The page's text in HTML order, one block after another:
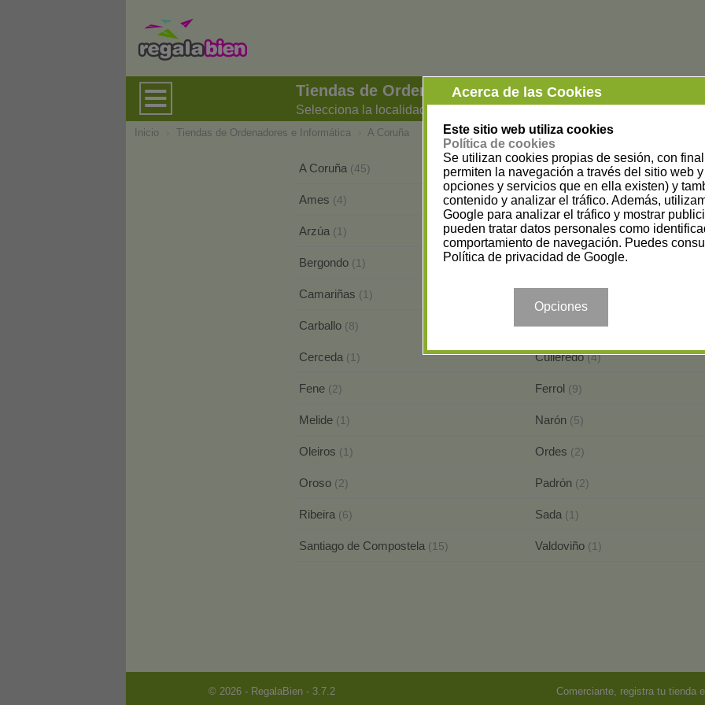
Tiendas de Ordenadores e Informática en A Coruña
Selecciona la localidad
Acerca de las Cookies
Este sitio web utiliza cookies
Política de cookies
Se utilizan cookies propias de sesión, con
permiten la navegación a través del sitio web
opciones y servicios que en ella existen) y
contenido y analizar el tráfico. Además,
Google para analizar el tráfico y mostrar
pueden tratar datos personales como
comportamiento de navegación. Puedes
Política de privacidad de Google.
Opciones
Inicio Tiendas de Ordenadores e Informática A Coruña
A Coruña (45) A Pobra do Caramiñal(3)
Ames (4) Arteixo(3)
Arzúa (1) As Pontes de García Rodríguez
Bergondo (1) Boiro (2)
Camariñas (1)
Carballo (8) Cee(1)
Cerceda (1) Culleredo(4)
Fene (2) Ferrol (9)
Melide (1) Narón (5)
Oleiros (1) Ordes (2)
Oroso (2) Padrón (2)
Ribeira (6) Sada (1)
Santiago de Compostela (15) Valdoviño (1)
© 2026 - RegalaBien - 3.7.2 Comerciante, registra tu tienda